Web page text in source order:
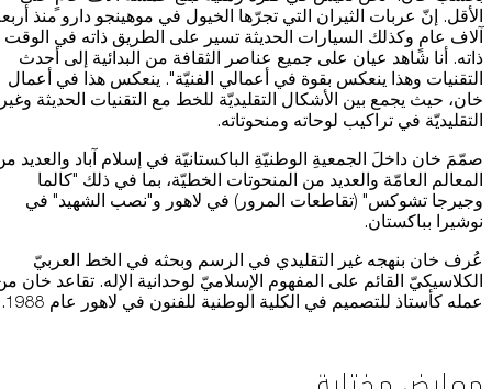
الأقل. إنّ عربات الثيران التي تجرّها الخيول في موهينجو دارو منذ
آلاف عامٍ وكذلك السيارات الحديثة تسير على الطريق ذاته في الوقت
ذاته. أنا شاهد عيان على جميع عناصر الثقافة من البدائية إلى أحدث
التقنيات وهذا ينعكس بقوة في أعمالي الفنيّة". ينعكس هذا في أعمال
خان، حيث يجمع بين الأشكال التقليديّة للخط مع التقنيات الحديثة وغير
التقليديّة في تراكيب لوحاته ومنحوتاته.
صمّمَ خان داخلَ الجمعيةِ الوطنيّةِ الباكستانيّة في إسلام آباد والعديد
المعالم العامّة والعديد من المنحوتات الخطيّة، بما في ذلك "كالما
وجيرجا تشوكس" (تقاطعات المرور) في لاهور و"نصب الشهيد" في
نوشيرا بباكستان.
عُرف خان بنهجه غير التقليدي في الرسم وبحثه في الخط العربيّ
الكلاسيكيّ القائم على المفهوم الإسلاميّ لوحدانية الإله. تقاعد خان
عمله كأستاذ للتصميم في الكلية الوطنية للفنون في لاهور عام 1988.